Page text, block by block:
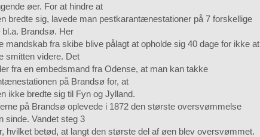
øer. For at hindre at
bredte sig, lavede man pestkarantænestationer på 7 forskellige
bl.a. Brandsø. Her
mandskab fra skibe blive pålagt at opholde sig 40 dage for ikke at
smitten videre. Det
fra en embedsmand fra Odense, at man kan takke
på Brandsø for, at
ikke bredte sig til Fyn og Jylland.
på Brandsø oplevede i 1872 den største oversvømmelse
sinde. Vandet steg 3
hvilket betød, at langt den største del af øen blev oversvømmet.